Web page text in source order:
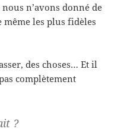
n’avons donné de
les plus fidèles
des choses… Et il
complètement
?